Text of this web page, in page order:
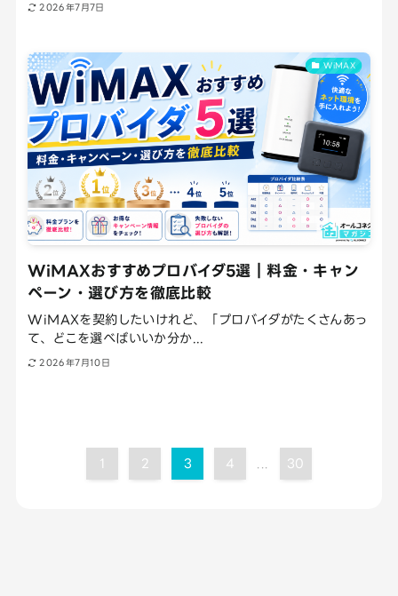
2026年7月7日
WiMAX
WiMAXおすすめプロバイダ5選｜料金・キャン
ペーン・選び方を徹底比較
WiMAXを契約したいけれど、「プロバイダがたくさんあっ
て、どこを選べばいいか分か...
2026年7月10日
1 2 3 4 30